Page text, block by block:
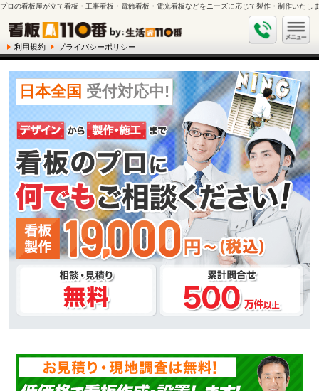
プロの看板屋が立て看板・工事看板・電飾看板・電光看板などをニーズに応じて製作・制作いたし
利用規約 プライバシーポリシー
日本全国 受付対応中!